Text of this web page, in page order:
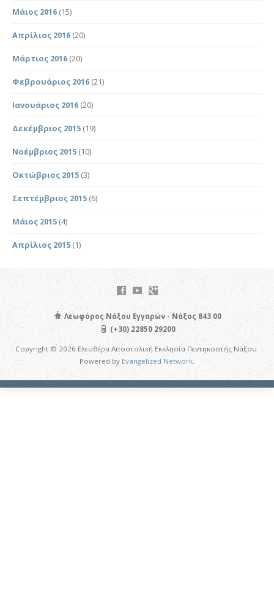
Μάιος 2016 (15)
Απρίλιος 2016 (20)
Μάρτιος 2016 (20)
Φεβρουάριος 2016 (21)
Ιανουάριος 2016 (20)
Δεκέμβριος 2015 (19)
Νοέμβριος 2015 (10)
Οκτώβριος 2015 (3)
Σεπτέμβριος 2015 (6)
Μάιος 2015 (4)
Απρίλιος 2015 (1)
Λεωφόρος Νάξου Εγγαρών - Νάξος 843 00
(+30) 22850 29200
Copyright © 2026 Ελευθέρα Αποστολική Εκκλησία Πεντηκοστής Νάξου.
Powered byEvangelized Network.